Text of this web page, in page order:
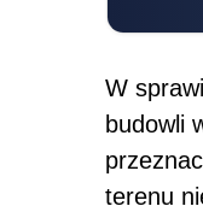
W
budowli
terenu